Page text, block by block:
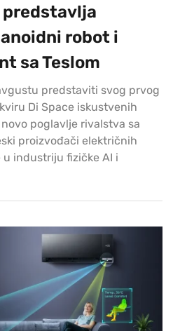
predstavlja
robot i
sa Teslom
predstaviti svog prvog
Di Space iskustvenih
poglavlje rivalstva sa
proizvođači električnih
industriju fizičke AI i